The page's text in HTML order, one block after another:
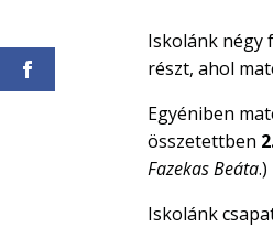
Iskolánk négy
részt, ahol
Egyéniben
összetettben
Fazekas Beáta.)
Iskolánk